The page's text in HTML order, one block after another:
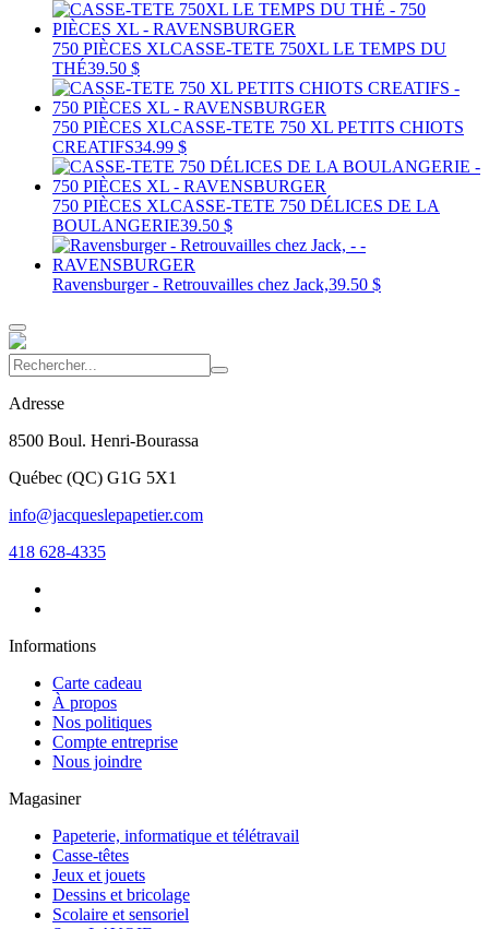
750 PIÈCES XLCASSE-TETE 750XL LE TEMPS DU
THÉ39.50 $
750 PIÈCES XLCASSE-TETE 750 XL PETITS CHIOTS
CREATIFS34.99 $
750 PIÈCES XLCASSE-TETE 750 DÉLICES DE LA
BOULANGERIE39.50 $
Ravensburger - Retrouvailles chez Jack,39.50 $
Adresse
8500 Boul. Henri-Bourassa
Québec (QC) G1G 5X1
info@jacqueslepapetier.com
418 628-4335
Informations
Carte cadeau
À propos
Nos politiques
Compte entreprise
Nous joindre
Magasiner
Papeterie, informatique et télétravail
Casse-têtes
Jeux et jouets
Dessins et bricolage
Scolaire et sensoriel